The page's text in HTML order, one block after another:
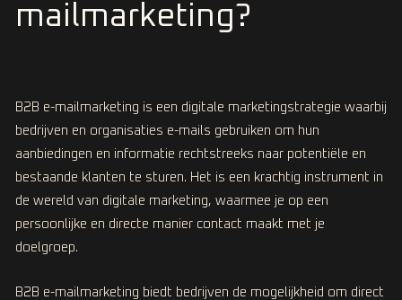
mailmarketing?
B2B e-mailmarketing is een digitale marketingstrategie waarbij
bedrijven en organisaties e-mails gebruiken om hun
aanbiedingen en informatie rechtstreeks naar potentiële en
bestaande klanten te sturen. Het is een krachtig instrument in
de wereld van digitale marketing, waarmee je op een
persoonlijke en directe manier contact maakt met je
doelgroep.
B2B e-mailmarketing biedt bedrijven de mogelijkheid om direct